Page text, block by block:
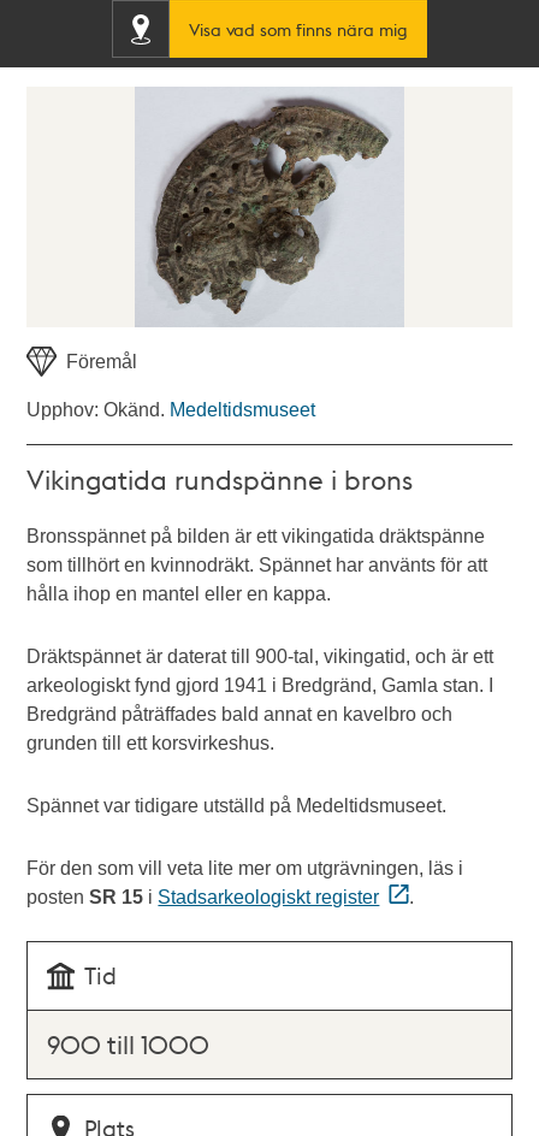
Visa vad som finns nära mig
Föremål
Upphov: Okänd. Medeltidsmuseet
Vikingatida rundspänne i brons
Bronsspännet på bilden är ett vikingatida dräktspänne
som tillhört en kvinnodräkt. Spännet har använts för att
hålla ihop en mantel eller en kappa.
Dräktspännet är daterat till 900-tal, vikingatid, och är ett
arkeologiskt fynd gjord 1941 i Bredgränd, Gamla stan. I
Bredgränd påträffades bald annat en kavelbro och
grunden till ett korsvirkeshus.
Spännet var tidigare utställd på Medeltidsmuseet.
För den som vill veta lite mer om utgrävningen, läs i
postenSR 15 i Stadsarkeologiskt register .
Tid
900 till 1000
Plats